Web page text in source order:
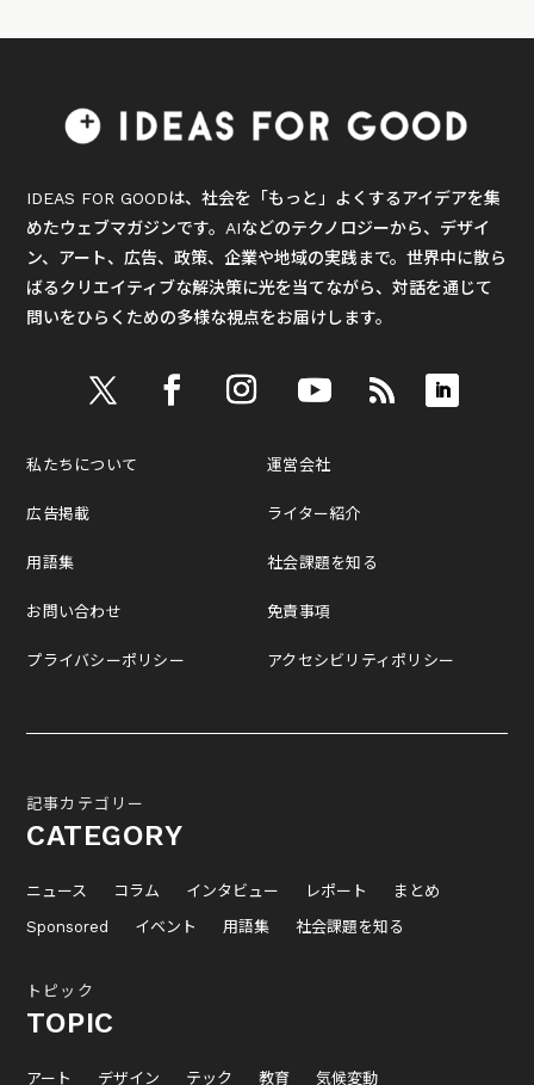
IDEAS FOR GOODは、社会を「もっと」よくするアイデアを集
めたウェブマガジンです。AIなどのテクノロジーから、デザイ
ン、アート、広告、政策、企業や地域の実践まで。世界中に散ら
ばるクリエイティブな解決策に光を当てながら、対話を通じて
問いをひらくための多様な視点をお届けします。
私たちについて
広告掲載
用語集
お問い合わせ
プライバシーポリシー
運営会社
ライター紹介
社会課題を知る
免責事項
アクセシビリティポリシー
記事カテゴリー
CATEGORY
ニュース コラム インタビュー レポート
まとめ
Sponsored
イベント 用語集 社会課題を知る
トピック
TOPIC
アート デザイン テック 教育 気候変動